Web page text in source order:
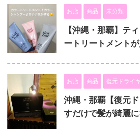
お店 商品 未分類
【沖縄・那覇】テ
ートリートメント
お店 商品 復元ドライ
沖縄・那覇【復元
すだけで髪が綺麗